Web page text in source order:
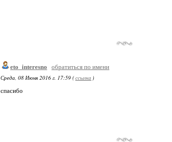
eto_interesno
обратиться по имени
Среда, 08 Июня 2016 г. 17:59 (ссылка )
спасибо